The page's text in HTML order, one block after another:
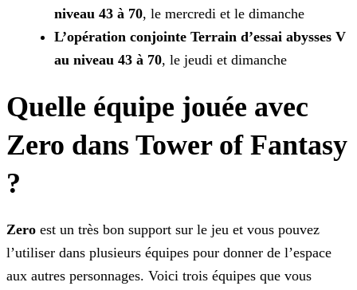
niveau 43 à 70, le mercredi et le dimanche
L’opération conjointe Terrain d’essai abysses V
au niveau 43 à 70, le jeudi et dimanche
Quelle équipe jouée avec
Zero dans Tower of Fantasy
?
Zero est un très bon support sur le jeu et vous pouvez
l’utiliser dans plusieurs équipes pour donner de l’espace
aux autres personnages. Voici trois équipes que vous